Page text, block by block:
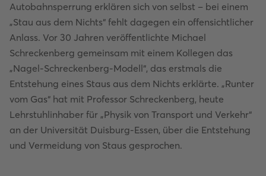
Autobahnsperrung erklären sich von selbst – bei einem
„Stau aus dem Nichts“ fehlt dagegen ein offensichtlicher
Anlass. Vor 30 Jahren veröffentlichte Michael
Schreckenberg gemeinsam mit einem Kollegen das
„Nagel-Schreckenberg-Modell“, das erstmals die
Entstehung eines Staus aus dem Nichts erklärte. „Runter
vom Gas“ hat mit Professor Schreckenberg, heute
Lehrstuhlinhaber für „Physik von Transport und Verkehr“
an der Universität Duisburg-Essen, über die Entstehung
und Vermeidung von Staus gesprochen.